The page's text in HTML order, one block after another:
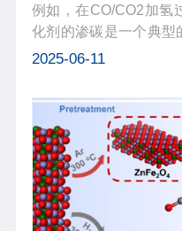
例如，在CO/CO2加氢
化剂的渗碳是一个典型
应过程中催化剂的动态
操纵原位过程更是一个
2025-06-11